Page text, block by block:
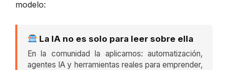
modelo:
La IA no es solo para leer sobre ella
En la comunidad la aplicamos: automatización,
agentes IA y herramientas reales para emprender,